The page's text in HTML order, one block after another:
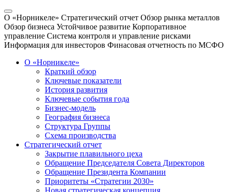
О «Норникеле» Стратегический отчет Обзор рынка металлов
Обзор бизнеса Устойчивое развитие Корпоративное
управление Система контроля и управление рисками
Информация для инвесторов Финасовая отчетность по МСФО
О «Норникеле»
Краткий обзор
Ключевые показатели
История развития
Ключевые события года
Бизнес-модель
География бизнеса
Структура Группы
Схема производства
Стратегический отчет
Закрытие плавильного цеха
Обращение Председателя Совета Директоров
Обращение Президента Компании
Приоритеты «Стратегии 2030»
Новая стратегическая концепция